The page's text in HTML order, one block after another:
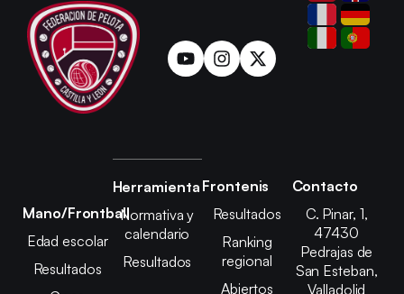
Mano/Frontball
Edad escolar
Resultados
Herramienta
Normativa y
calendario
Resultados
Frontenis
Resultados
Ranking
regional
Abiertos
Contacto
C. Pinar, 1,
47430
Pedrajas de
San Esteban,
Valladolid